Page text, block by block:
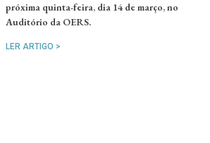
próxima quinta-feira, dia 14 de março, no
Auditório da OERS.
LER ARTIGO >